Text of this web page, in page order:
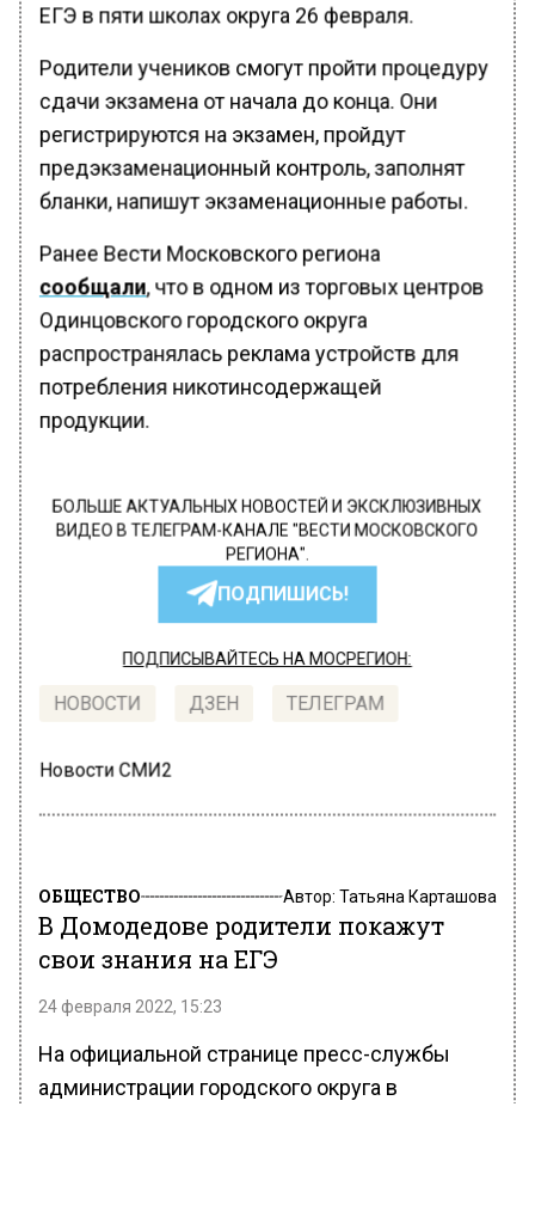
ЕГЭ в пяти школах округа 26 февраля.
Родители учеников смогут пройти процедуру
сдачи экзамена от начала до конца. Они
регистрируются на экзамен, пройдут
предэкзаменационный контроль, заполнят
бланки, напишут экзаменационные работы.
Ранее Вести Московского региона
сообщали, что в одном из торговых центров
Одинцовского городского округа
распространялась реклама устройств для
потребления никотинсодержащей
продукции.
БОЛЬШЕ АКТУАЛЬНЫХ НОВОСТЕЙ И ЭКСКЛЮЗИВНЫХ
ВИДЕО В ТЕЛЕГРАМ-КАНАЛЕ "ВЕСТИ МОСКОВСКОГО
РЕГИОНА".
ПОДПИШИСЬ!
ПОДПИСЫВАЙТЕСЬ НА МОСРЕГИОН:
НОВОСТИ ДЗЕН ТЕЛЕГРАМ
Новости СМИ2
ОБЩЕСТВО Автор: Татьяна Карташова
В Домодедове родители покажут
свои знания на ЕГЭ
24 февраля 2022, 15:23
На официальной странице пресс-службы
администрации городского округа в